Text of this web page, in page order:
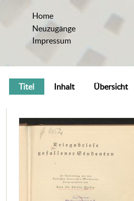
Home
Neuzugänge
Impressum
Titel Inhalt Übersicht